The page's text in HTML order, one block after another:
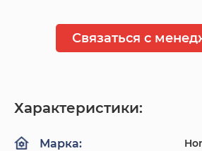
Связаться с
Характеристики:
Марка: